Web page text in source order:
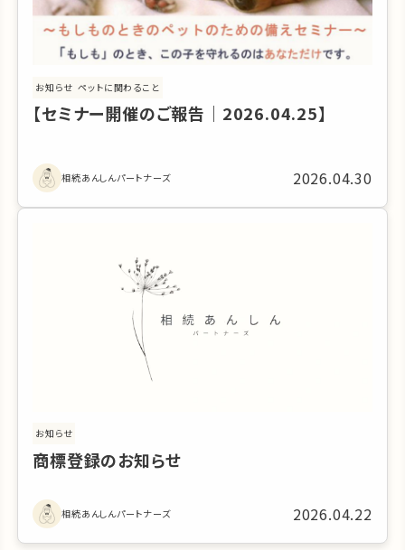
お知らせ ペットに関わること
【セミナー開催のご報告｜2026.04.25】
相続あんしんパートナーズ 2026.04.30
お知らせ
商標登録のお知らせ
相続あんしんパートナーズ 2026.04.22